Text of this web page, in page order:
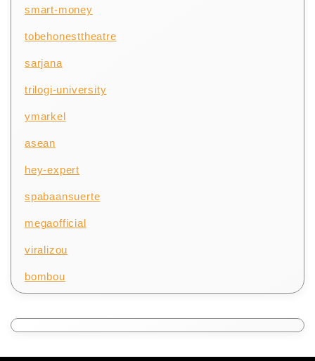
smart-money
tobehonesttheatre
sarjana
trilogi-university
ymarkel
asean
hey-expert
spabaansuerte
megaofficial
viralizou
bombou